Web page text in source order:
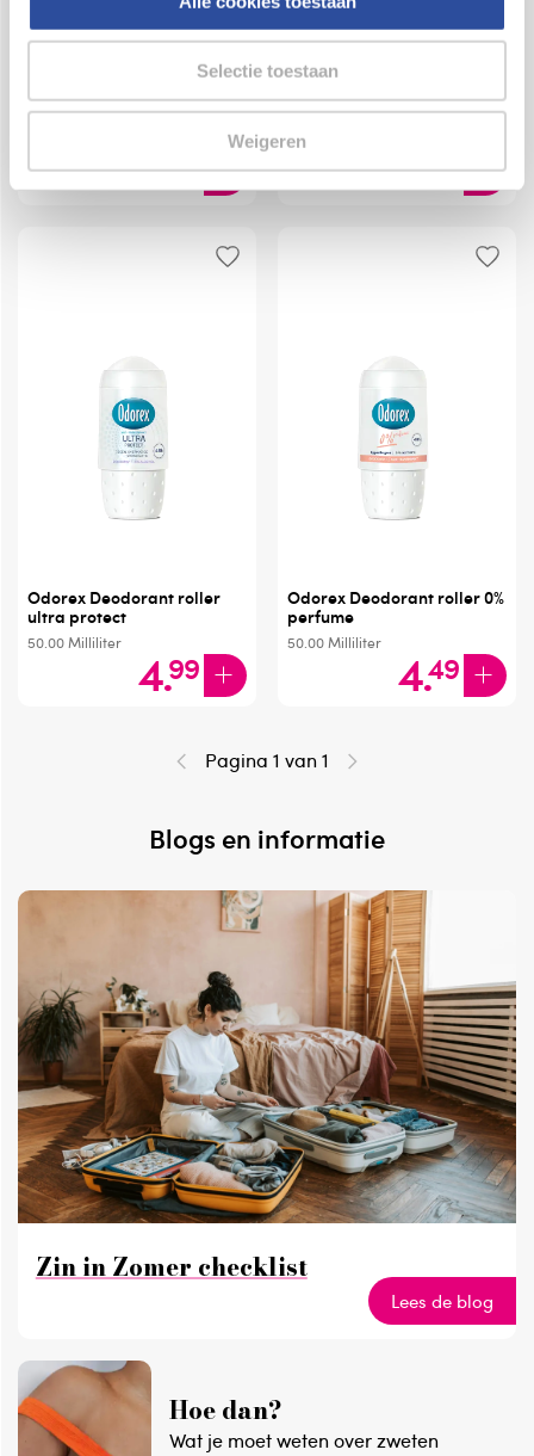
Selectie toestaan
Weigeren
responsive roller natural
fresh
4.49
Odorex Body heat
responsive roller active
care
50.00 4.49
Odorex Deodorant roller
ultra protect
50.00 Milliliter 4.99
Odorex Deodorant roller 0%
perfume
50.00 Milliliter 4.49
Pagina 1 van 1
Blogs en informatie
Zin in Zomer checklist
Lees de blog
Hoe dan?
Wat je moet weten over zweten